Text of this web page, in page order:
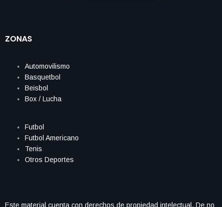
ZONAS
Automovilismo
Basquetbol
Beisbol
Box / Lucha
Futbol
Futbol Americano
Tenis
Otros Deportes
Este material cuenta con derechos de propiedad intelectual. De no